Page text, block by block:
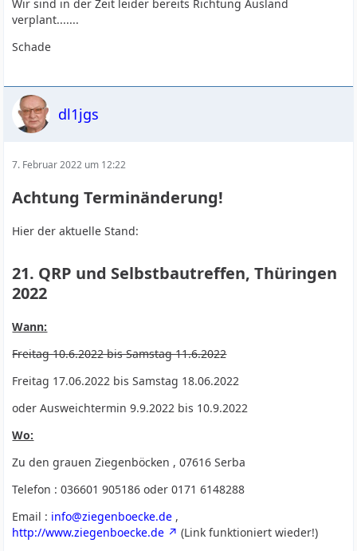
Wir sind in der Zeit leider bereits Richtung Ausland
verplant.......
Schade
dl1jgs
7. Februar 2022 um 12:22
Achtung Terminänderung!
Hier der aktuelle Stand:
21. QRP und Selbstbautreffen, Thüringen
2022
Wann:
Freitag 10.6.2022 bis Samstag 11.6.2022
Freitag 17.06.2022 bis Samstag 18.06.2022
oder Ausweichtermin 9.9.2022 bis 10.9.2022
Wo:
Zu den grauen Ziegenböcken , 07616 Serba
Telefon : 036601 905186 oder 0171 6148288
Email : info@ziegenboecke.de ,
http://www.ziegenboecke.de
(Link funktioniert wieder!)